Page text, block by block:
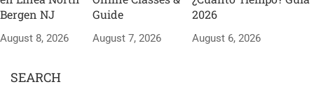
Bergen NJ
August 8, 2026
Guide
August 7, 2026
2026
August 6, 2026
SEARCH